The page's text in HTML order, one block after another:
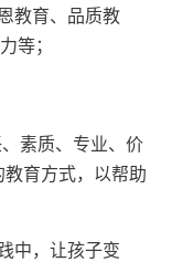
教育、品质教
等；
素质、专业、价
育方式，以帮助
中，让孩子变